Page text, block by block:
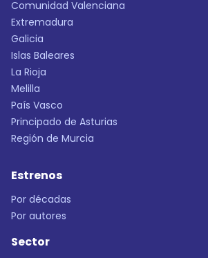
Comunidad Valenciana
Extremadura
Galicia
Islas Baleares
La Rioja
Melilla
País Vasco
Principado de Asturias
Región de Murcia
Estrenos
Por décadas
Por autores
Sector